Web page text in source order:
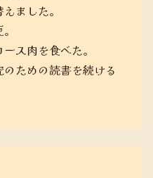
ました。
ス肉を食べた。
ための読書を続ける